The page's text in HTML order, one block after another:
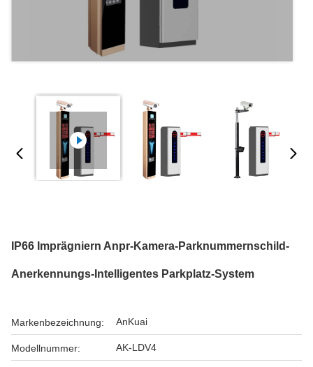
IP66 Imprägniern Anpr-Kamera-Parknummernschild-
Anerkennungs-Intelligentes Parkplatz-System
Markenbezeichnung: AnKuai
Modellnummer: AK-LDV4